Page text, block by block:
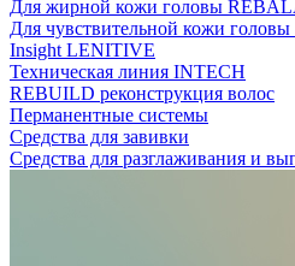
Для жирной кожи головы
Для чувствительной кожи
Insight LENITIVE
Техническая линия INTECH
REBUILD реконструкция волос
Перманентные системы
Средства для завивки
Средства для разглаживания и